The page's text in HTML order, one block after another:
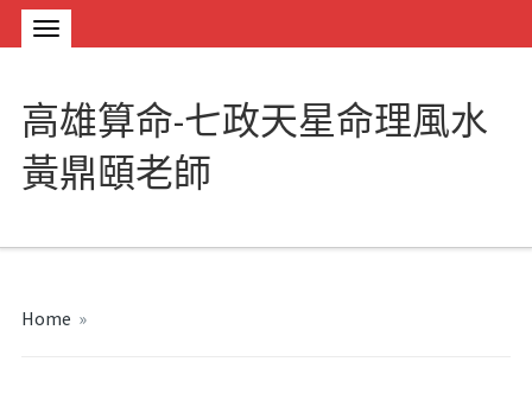
高雄算命-七政天星命理風水
黃鼎頤老師
Home »